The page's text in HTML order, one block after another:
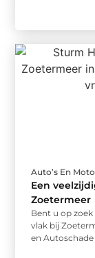
Auto’s En
Een
Zoetermeer
Bent u op
vlak bij
en Autoschade